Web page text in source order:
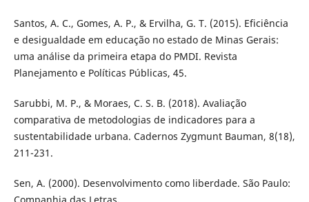
Santos, A. C., Gomes, A. P., & Ervilha, G. T. (2015). Eficiência
e desigualdade em educação no estado de Minas Gerais:
uma análise da primeira etapa do PMDI. Revista
Planejamento e Políticas Públicas, 45.
Sarubbi, M. P., & Moraes, C. S. B. (2018). Avaliação
comparativa de metodologias de indicadores para a
sustentabilidade urbana. Cadernos Zygmunt Bauman, 8(18),
211-231.
Sen, A. (2000). Desenvolvimento como liberdade. São Paulo: